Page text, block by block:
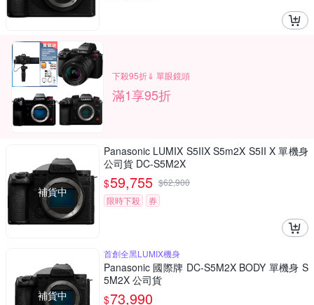
下殺95折⇓ 單眼鏡頭
滿1享95折
補貨中
Panasonic LUMIX S5IIX S5m2X S5II X 單機身
公司貨 DC-S5M2X
$59,755 $62,900
限時下殺
券
補貨中
首創全黑LUMIX機身
Panasonic 國際牌 DC-S5M2X BODY 單機身 S
5M2X 公司貨
$73,990